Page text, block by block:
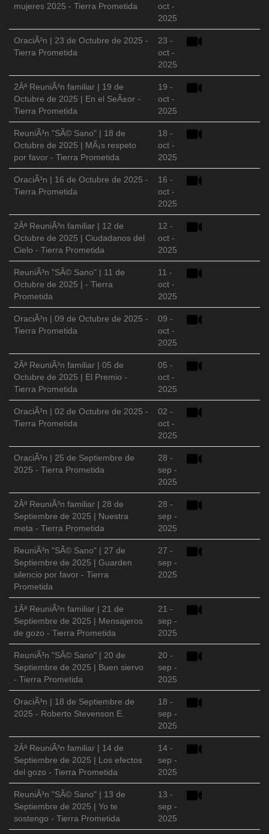
mujeres 2025 - Tierra Prometida
oct -
2025
OraciÃ³n | 23 de Octubre de 2025 -
Tierra Prometida
23 -
oct -
2025
2Âª ReuniÃ³n familiar | 19 de
Octubre de 2025 | En el SeÃ±or -
Tierra Prometida
19 -
oct -
2025
ReuniÃ³n "SÃ© Sano" | 18 de
Octubre de 2025 | MÃ¡s respeto
por favor - Tierra Prometida
18 -
oct -
2025
OraciÃ³n | 16 de Octubre de 2025 -
Tierra Prometida
16 -
oct -
2025
2Âª ReuniÃ³n familiar | 12 de
Octubre de 2025 | Ciudadanos del
Cielo - Tierra Prometida
12 -
oct -
2025
ReuniÃ³n "SÃ© Sano" | 11 de
Octubre de 2025 | - Tierra
Prometida
11 -
oct -
2025
OraciÃ³n | 09 de Octubre de 2025 -
Tierra Prometida
09 -
oct -
2025
2Âª ReuniÃ³n familiar | 05 de
Octubre de 2025 | El Premio -
Tierra Prometida
05 -
oct -
2025
OraciÃ³n | 02 de Octubre de 2025 -
Tierra Prometida
02 -
oct -
2025
OraciÃ³n | 25 de Septiembre de
2025 - Tierra Prometida
28 -
sep -
2025
2Âª ReuniÃ³n familiar | 28 de
Septiembre de 2025 | Nuestra
meta - Tierra Prometida
28 -
sep -
2025
ReuniÃ³n "SÃ© Sano" | 27 de
Septiembre de 2025 | Guarden
silencio por favor - Tierra
Prometida
27 -
sep -
2025
1Âª ReuniÃ³n familiar | 21 de
Septiembre de 2025 | Mensajeros
de gozo - Tierra Prometida
21 -
sep -
2025
ReuniÃ³n "SÃ© Sano" | 20 de
Septiembre de 2025 | Buen siervo
- Tierra Prometida
20 -
sep -
2025
OraciÃ³n | 18 de Septiembre de
2025 - Roberto Stevenson E.
18 -
sep -
2025
2Âª ReuniÃ³n familiar | 14 de
Septiembre de 2025 | Los efectos
del gozo - Tierra Prometida
14 -
sep -
2025
ReuniÃ³n "SÃ© Sano" | 13 de
Septiembre de 2025 | Yo te
sostengo - Tierra Prometida
13 -
sep -
2025